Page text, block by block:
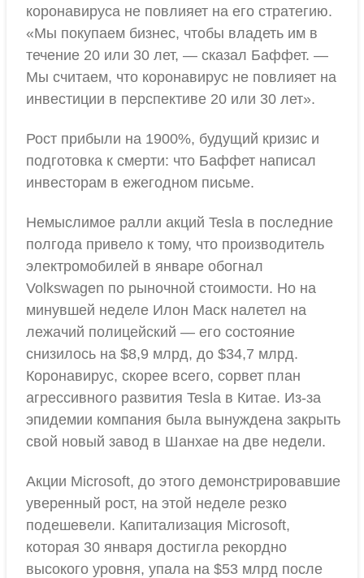
коронавируса не повлияет на его стратегию.
«Мы покупаем бизнес, чтобы владеть им в
течение 20 или 30 лет, — сказал Баффет. —
Мы считаем, что коронавирус не повлияет на
инвестиции в перспективе 20 или 30 лет».
Рост прибыли на 1900%, будущий кризис и
подготовка к смерти: что Баффет написал
инвесторам в ежегодном письме.
Немыслимое ралли акций Tesla в последние
полгода привело к тому, что производитель
электромобилей в январе обогнал
Volkswagen по рыночной стоимости. Но на
минувшей неделе Илон Маск налетел на
лежачий полицейский — его состояние
снизилось на $8,9 млрд, до $34,7 млрд.
Коронавирус, скорее всего, сорвет план
агрессивного развития Tesla в Китае. Из-за
эпидемии компания была вынуждена закрыть
свой новый завод в Шанхае на две недели.
Акции Microsoft, до этого демонстрировавшие
уверенный рост, на этой неделе резко
подешевели. Капитализация Microsoft,
которая 30 января достигла рекордно
высокого уровня, упала на $53 млрд после